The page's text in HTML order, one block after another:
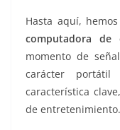
Hasta aquí,
computadora de
momento de
carácter
característica
de entretenimiento.